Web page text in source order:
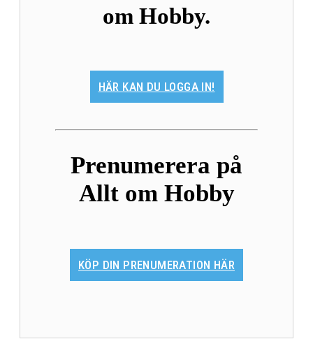
om Hobby.
HÄR KAN DU LOGGA IN!
Prenumerera på
Allt om Hobby
KÖP DIN PRENUMERATION HÄR